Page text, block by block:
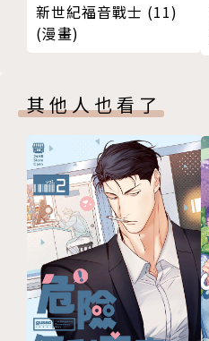
新世紀福音戰士 (11)
(漫畫)
其他人也看了